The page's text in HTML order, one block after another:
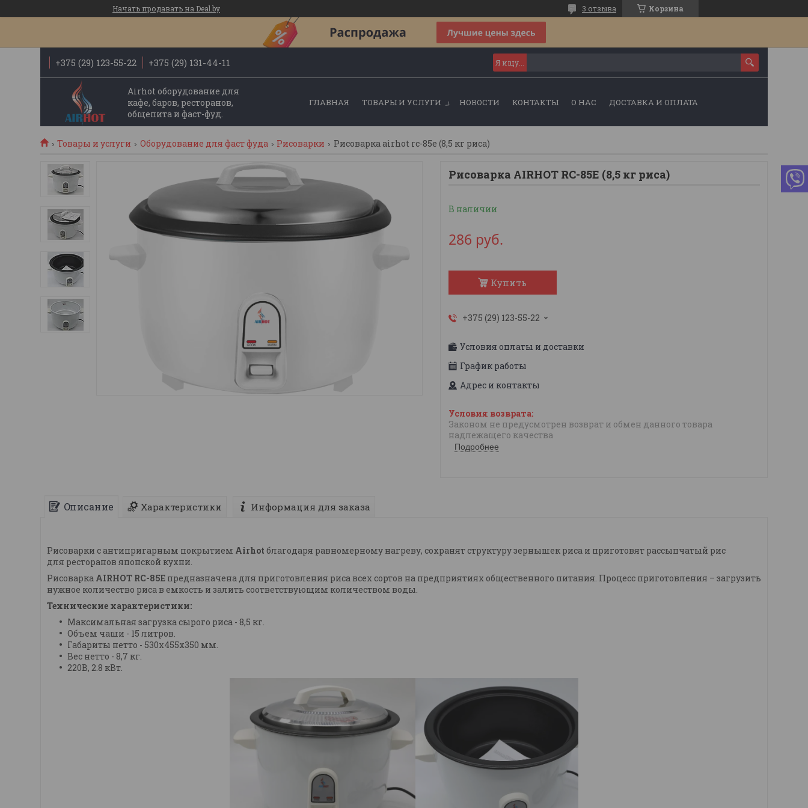
Начать продавать на Deal.by Корзина
3 отзыва
+375 (29) 123-55-22 +375 (29) 131-44-11
Airhot оборудование для
кафе, баров, ресторанов,
общепита и фаст-фуд.
ГЛАВНАЯ ТОВАРЫ И УСЛУГИ НОВОСТИ КОНТАКТЫ О НАС ДОСТАВКА И ОПЛАТА
Товары и услуги Оборудование для фаст фуда Рисоварки Рисоварка airhot rc-85e (8,5 кг риса)
Рисоварка AIRHOT RC-85E (8,5 кг риса)
В наличии
286 руб.
Купить
+375 (29) 123-55-22
Условия оплаты и доставки
График работы
Адрес и контакты
Законом не предусмотрен возврат и обмен данного товара
надлежащего качества
Подробнее
Описание Характеристики Информация для заказа
Рисоварки с антипригарным покрытием Airhot благодаря равномерному нагреву, сохранят структуру зернышек риса и приготовят рассыпчатый рис
для ресторанов японской кухни.
Рисоварка AIRHOT RC-85Е предназначена для приготовления риса всех сортов на предприятиях общественного питания. Процесс приготовления – загрузить
нужное количество риса в емкость и залить соответствующим количеством воды.
Технические характеристики:
Максимальная загрузка сырого риса - 8,5 кг.
Объем чаши - 15 литров.
Габариты нетто - 530х455х350 мм.
Вес нетто - 8,7 кг.
220В, 2.8 кВт.